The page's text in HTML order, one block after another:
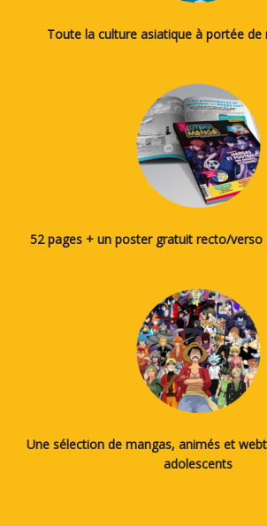
Toute la culture asiatique à portée de
52 pages + un poster gratuit recto/verso
Une sélection de mangas, animés et
adolescents